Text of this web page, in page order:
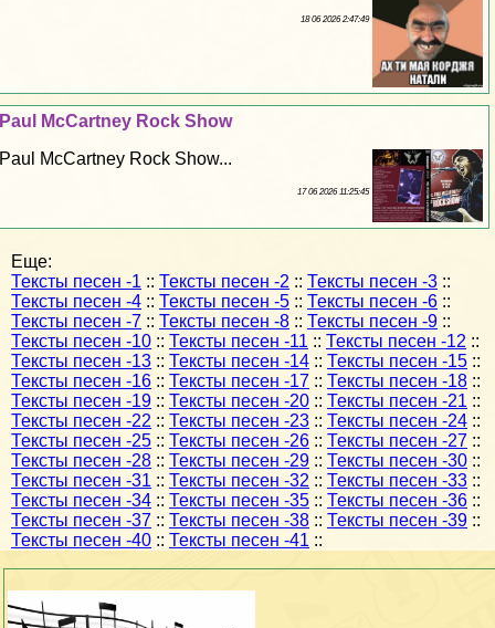
18 06 2026 2:47:49
Paul McCartney Rock Show
Paul McCartney Rock Show...
17 06 2026 11:25:45
Еще:
Тексты песен -1 :: Тексты песен -2 :: Тексты песен -3 ::
Тексты песен -4 :: Тексты песен -5 :: Тексты песен -6 ::
Тексты песен -7 :: Тексты песен -8 :: Тексты песен -9 ::
Тексты песен -10 :: Тексты песен -11 :: Тексты песен -12 ::
Тексты песен -13 :: Тексты песен -14 :: Тексты песен -15 ::
Тексты песен -16 :: Тексты песен -17 :: Тексты песен -18 ::
Тексты песен -19 :: Тексты песен -20 :: Тексты песен -21 ::
Тексты песен -22 :: Тексты песен -23 :: Тексты песен -24 ::
Тексты песен -25 :: Тексты песен -26 :: Тексты песен -27 ::
Тексты песен -28 :: Тексты песен -29 :: Тексты песен -30 ::
Тексты песен -31 :: Тексты песен -32 :: Тексты песен -33 ::
Тексты песен -34 :: Тексты песен -35 :: Тексты песен -36 ::
Тексты песен -37 :: Тексты песен -38 :: Тексты песен -39 ::
Тексты песен -40 :: Тексты песен -41 ::